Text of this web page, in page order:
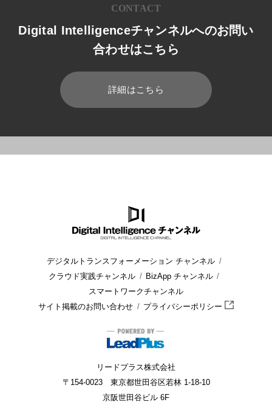
CONTACT
Digital Intelligenceチャンネルへのお問い
合わせはこちら
詳細はこちら
デジタルトランスフォーメーション チャンネル
クラウド実践チャンネル
BizApp チャンネル
スマートワークチャンネル
サイト掲載のお問い合わせ
プライバシーポリシー
リードプラス株式会社
〒154-0023 東京都世田谷区若林 1-18-10
京阪世田谷ビル 6F